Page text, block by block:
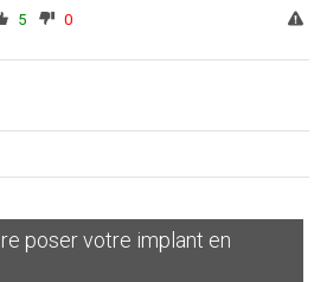
5 0
poser votre implant en